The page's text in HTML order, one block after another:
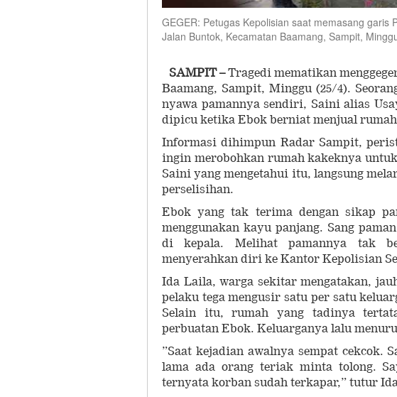
GEGER: Petugas Kepolisian saat memasang garis
Jalan Buntok, Kecamatan Baamang, Sampit,
SAMPIT –Tragedi mematikan
Baamang, Sampit, Minggu (25/4).
nyawa pamannya sendiri, Saini alias
dipicu ketika Ebok berniat menjual
Informasi dihimpun Radar Sampit,
ingin merobohkan rumah kakeknya
Saini yang mengetahui itu, langsung
perselisihan.
Ebok yang tak terima dengan sikap
menggunakan kayu panjang. Sang
di kepala. Melihat pamannya tak
menyerahkan diri ke Kantor Kepolisian
Ida Laila, warga sekitar mengatakan,
pelaku tega mengusir satu per satu
Selain itu, rumah yang tadinya
perbuatan Ebok. Keluarganya lalu
”Saat kejadian awalnya sempat cekcok.
lama ada orang teriak minta tolong.
ternyata korban sudah terkapar,” tutur